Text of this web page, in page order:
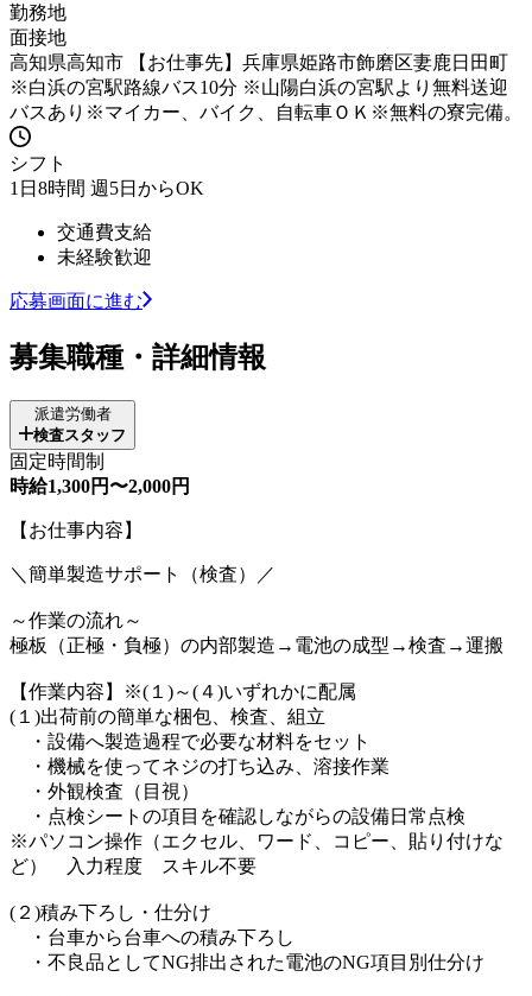
勤務地
面接地
高知県高知市 【お仕事先】兵庫県姫路市飾磨区妻鹿日田町
※白浜の宮駅路線バス10分 ※山陽白浜の宮駅より無料送迎
バスあり※マイカー、バイク、自転車ＯＫ※無料の寮完備。
シフト
1日8時間 週5日からOK
交通費支給
未経験歓迎
応募画面に進む
募集職種・詳細情報
派遣労働者
検査スタッフ
固定時間制
時給1,300円〜2,000円
【お仕事内容】
＼簡単製造サポート（検査）／
～作業の流れ～
極板（正極・負極）の内部製造→電池の成型→検査→運搬
【作業内容】※(１)～(４)いずれかに配属
(１)出荷前の簡単な梱包、検査、組立
・設備へ製造過程で必要な材料をセット
・機械を使ってネジの打ち込み、溶接作業
・外観検査（目視）
・点検シートの項目を確認しながらの設備日常点検
※パソコン操作（エクセル、ワード、コピー、貼り付けな
ど） 入力程度 スキル不要
(２)積み下ろし・仕分け
・台車から台車への積み下ろし
・不良品としてNG排出された電池のNG項目別仕分け